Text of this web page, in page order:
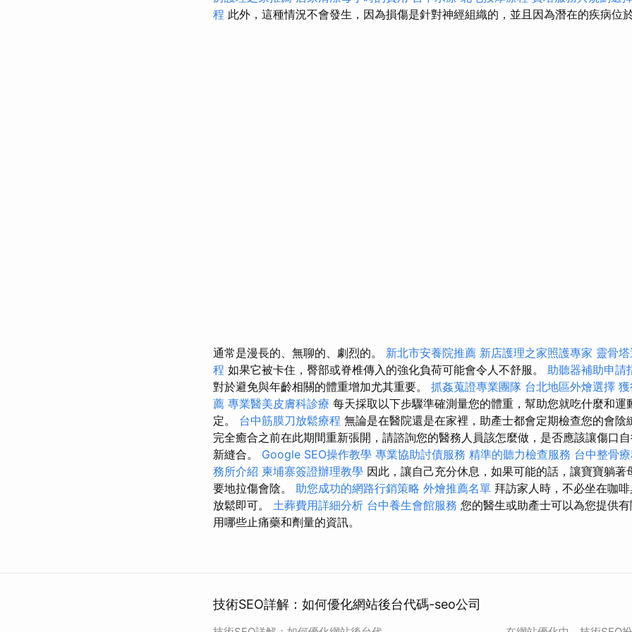
程 此外，這種情況不會發生，因為損傷是針對神經組織的，並且因為潛在的疾病位
通常是漫長的、無聊的、劇烈的。 新北市安養院推薦 新店護理之家照護專家 靈骨
程 如果它被卡住，臀部或脊椎傳入的強化負荷可能會令人不舒服。 助聽器補助申請
對於避免與年齡相關的體重增加尤其重要。 抓姦蒐證專業團隊 台北地區外燴選擇
薦 專業醫美皮膚科診療 每天採取以下步驟準確測量您的體重，幫助您就吃什麼和運
定。 台中筋膜刀放鬆療程 無論是在醫院還是在家裡，助產士都會定期檢查您的會陰
完全癒合之前在此期間重新張開，請諮詢您的醫務人員該怎麼做，是否應該讓傷口
新縫合。 Google SEO操作教學 專業協助討債服務 精準的聽力檢查服務 台中整骨
務所介紹 柬埔寨簽證辦理教學 因此，讓自己充分休息，如果可能的話，讓寶寶躺著
要地拉傷會陰。 助您成功的網路行銷策略 外燴推薦名單 拜訪家人時，不必坐在咖
放鬆即可。 土葬費用詳細分析 台中養生會館服務 您的醫生或助產士可以為您提供
用哪些止痛藥和劑量的資訊。
技術SEO詳解：如何優化網站後台代碼-seo公司